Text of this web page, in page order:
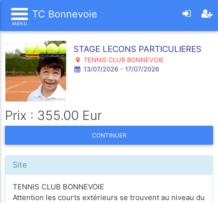
TC Bonnevoie
STAGE LECONS PARTICULIERES
TENNIS CLUB BONNEVOIE
13/07/2026 - 17/07/2026
Prix : 355.00 Eur
CONTINUER
Site
TENNIS CLUB BONNEVOIE
Attention les courts extérieurs se trouvent au niveau du